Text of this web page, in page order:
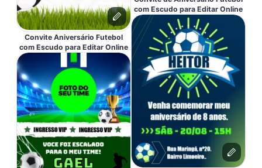
Convite Aniversário Futebol
com Escudo para Editar Online
com Escudo para Editar Online